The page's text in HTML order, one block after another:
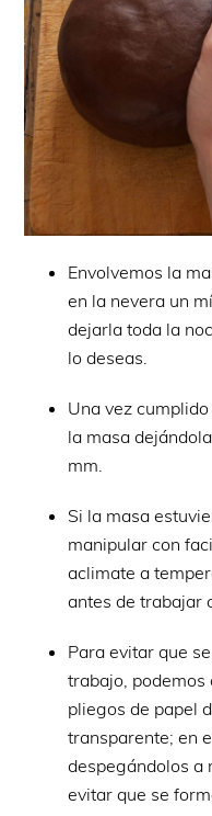
Envolvemos la
en la nevera un
dejarla toda la
lo deseas.
Una vez
la masa
mm.
Si la masa
manipular con
aclimate a
antes de trabajar
Para evitar que
trabajo, podemos
pliegos de papel
transparente; en
despegándolos a
evitar que se